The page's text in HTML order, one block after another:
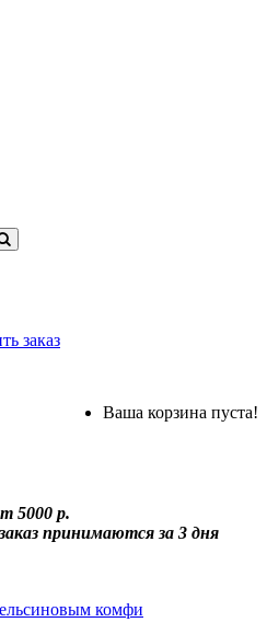
заказ
Ваша корзина пуста!
5000 р.
принимаются за 3 дня
комфи